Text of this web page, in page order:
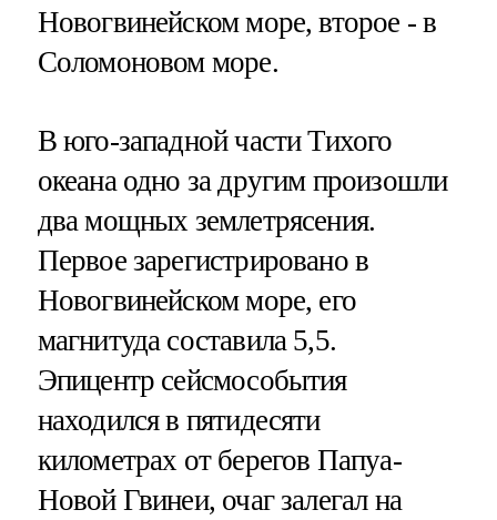
Новогвинейском море, второе - в
Соломоновом море.
В юго-западной части Тихого
океана одно за другим произошли
два мощных землетрясения.
Первое зарегистрировано в
Новогвинейском море, его
магнитуда составила 5,5.
Эпицентр сейсмособытия
находился в пятидесяти
километрах от берегов Папуа-
Новой Гвинеи, очаг залегал на